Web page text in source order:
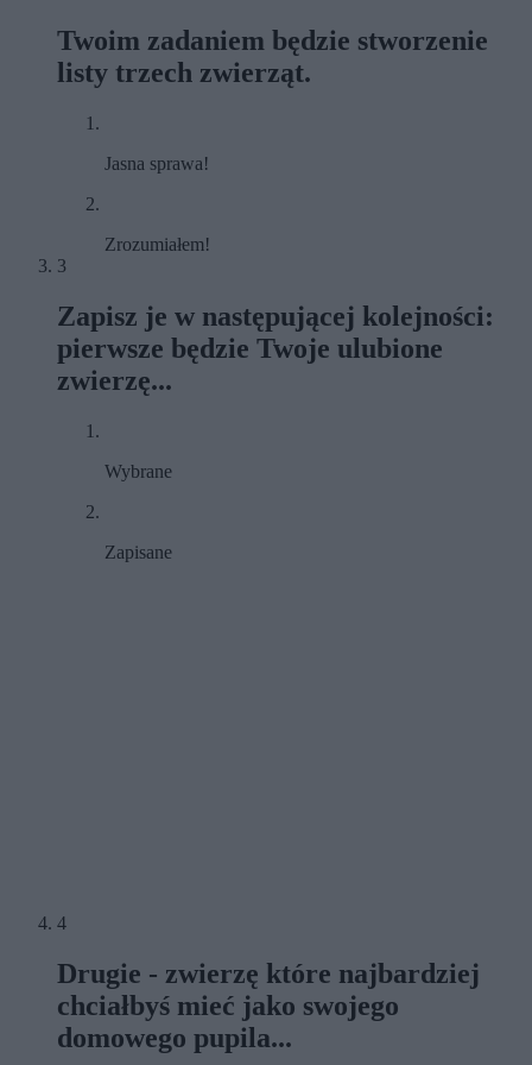
Twoim zadaniem będzie stworzenie
listy trzech zwierząt.
Jasna sprawa!
Zrozumiałem!
3
Zapisz je w następującej kolejności:
pierwsze będzie Twoje ulubione
zwierzę...
Wybrane
Zapisane
4
Drugie - zwierzę które najbardziej
chciałbyś mieć jako swojego
domowego pupila...